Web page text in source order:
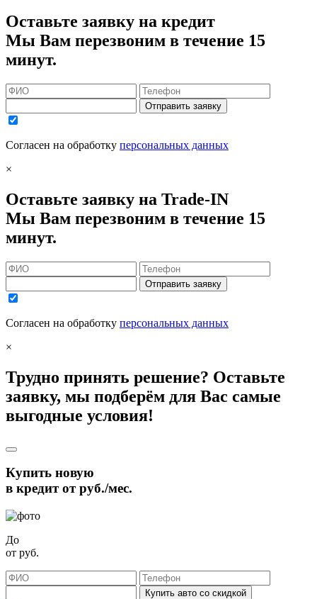
Оставьте заявку на кредит
Мы Вам перезвоним в течение 15
минут.
Отправить заявку
Согласен на обработку персональных данных
×
Оставьте заявку на Trade-IN
Мы Вам перезвоним в течение 15
минут.
Отправить заявку
Согласен на обработку персональных данных
×
Трудно принять решение? Оставьте
заявку, мы подберём для Вас самые
выгодные условия!
Купить новую
в кредит отруб./мес.
До
от руб.
Купить авто со скидкой